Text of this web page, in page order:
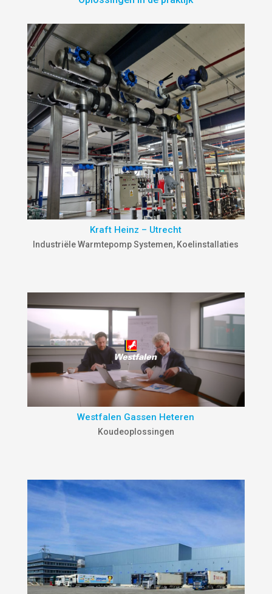
Kraft Heinz – Utrecht
Industriële Warmtepomp Systemen, Koelinstallaties
Westfalen Gassen Heteren
Koudeoplossingen